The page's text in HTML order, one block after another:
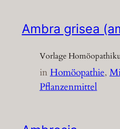
Ambra grisea
Vorlage
inHomöopathie,
Pflanzenmittel